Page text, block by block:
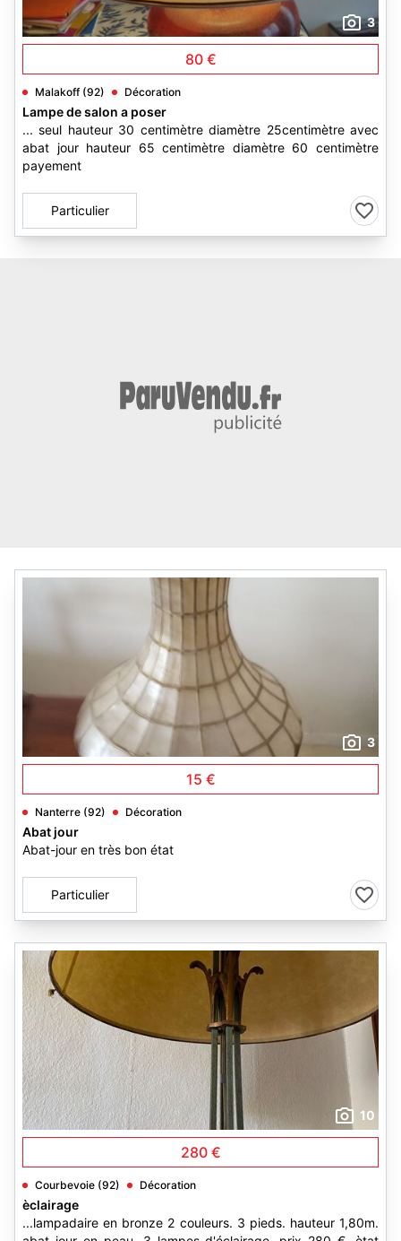
3
80 €
Malakoff (92) Décoration
Lampe de salon a poser
... seul hauteur 30 centimètre diamètre 25centimètre avec
abat jour hauteur 65 centimètre diamètre 60 centimètre
payement
Particulier
3
15 €
Nanterre (92) Décoration
Abat jour
Abat-jour en très bon état
Particulier
10
280 €
Courbevoie (92) Décoration
èclairage
...lampadaire en bronze 2 couleurs. 3 pieds. hauteur 1,80m.